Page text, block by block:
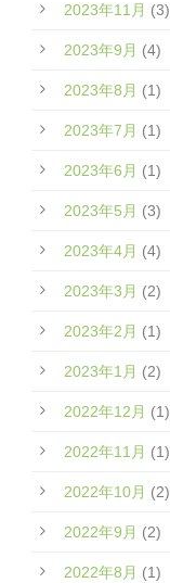
2023年11月 (3)
2023年9月 (4)
2023年8月 (1)
2023年7月 (1)
2023年6月 (1)
2023年5月 (3)
2023年4月 (4)
2023年3月 (2)
2023年2月 (1)
2023年1月 (2)
2022年12月 (1)
2022年11月 (1)
2022年10月 (2)
2022年9月 (2)
2022年8月 (1)